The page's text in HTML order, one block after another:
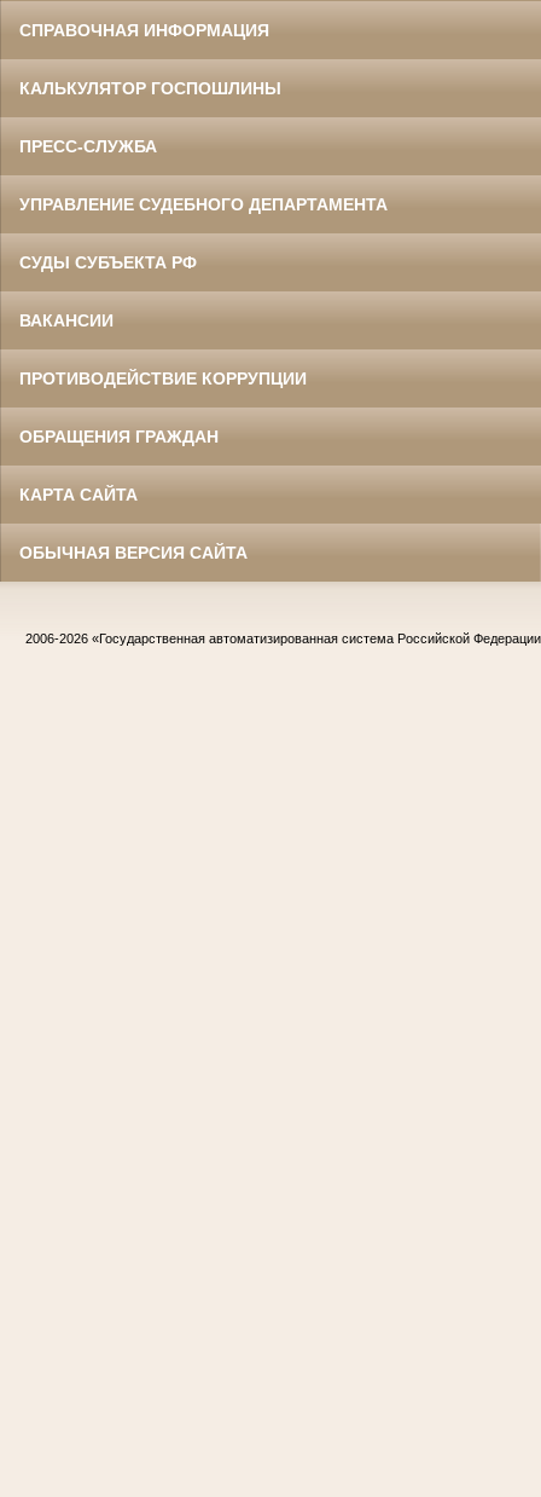
СПРАВОЧНАЯ ИНФОРМАЦИЯ
КАЛЬКУЛЯТОР ГОСПОШЛИНЫ
ПРЕСС-СЛУЖБА
УПРАВЛЕНИЕ СУДЕБНОГО ДЕПАРТАМЕНТА
СУДЫ СУБЪЕКТА РФ
ВАКАНСИИ
ПРОТИВОДЕЙСТВИЕ КОРРУПЦИИ
ОБРАЩЕНИЯ ГРАЖДАН
КАРТА САЙТА
ОБЫЧНАЯ ВЕРСИЯ САЙТА
2006-2026 «Государственная автоматизированная система Российской